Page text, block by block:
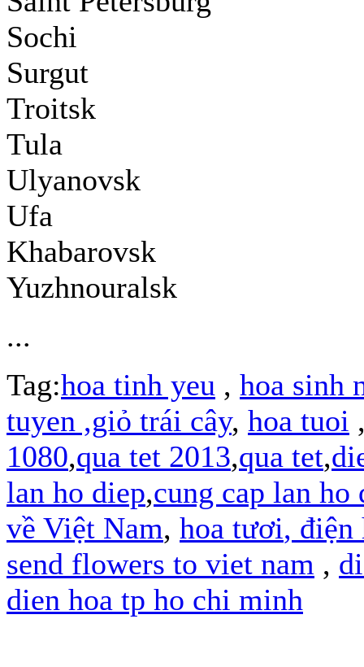
Sochi
Surgut
Troitsk
Tula
Ulyanovsk
Ufa
Khabarovsk
Yuzhnouralsk
...
Tag:hoa tinh yeu , hoa sinh
tuyen ,giỏ trái cây, hoa tuoi
1080,qua tet 2013,qua tet,
lan ho diep,cung cap lan ho
về Việt Nam, hoa tươi, điện
send flowers to viet nam ,
dien hoa tp ho chi minh